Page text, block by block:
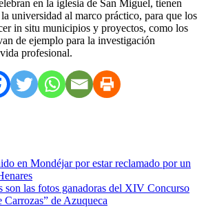
en la iglesia de San Miguel, tienen
universidad al marco práctico, para que los
in situ municipios y proyectos, como los
de ejemplo para la investigación
profesional.
en Mondéjar por estar reclamado por un
son las fotos ganadoras del XIV Concurso
de Azuqueca